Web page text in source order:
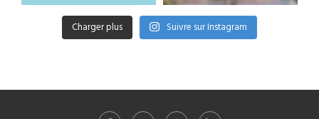
Charger plus Suivre sur Instagram